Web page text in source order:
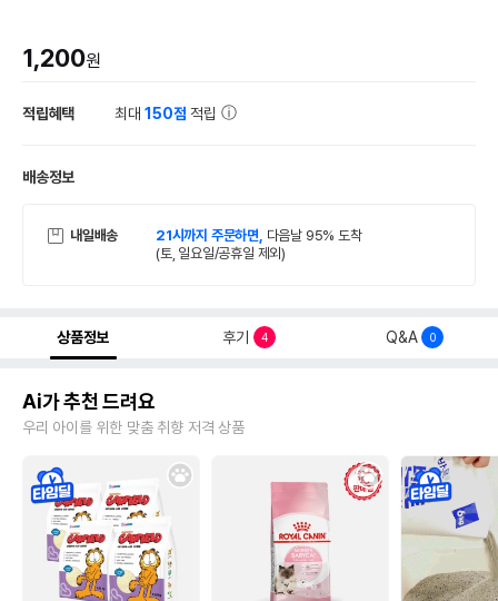
1,200원
적립혜택 최대150점 적립
배송정보
내일배송 21시까지 주문하면, 다음날 95% 도착
(토, 일요일/공휴일 제외)
상품정보 후기 4 Q&A 0
Ai가 추천 드려요
우리 아이를 위한 맞춤 취향 저격 상품